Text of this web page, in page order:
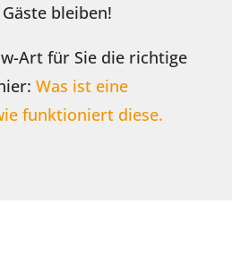
bleiben!
Art für Sie die richtige
Was ist eine
funktioniert diese.